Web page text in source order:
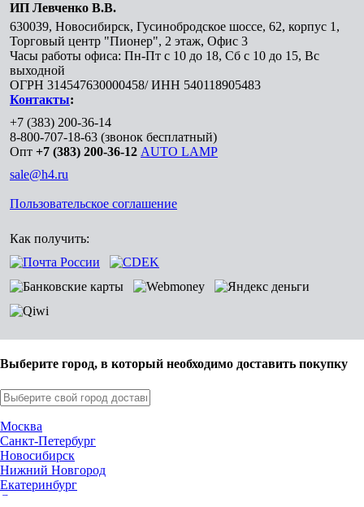
ИП Левченко В.В.
630039, Новосибирск, Гусинобродское шоссе, 62, корпус 1,
Торговый центр "Пионер", 2 этаж, Офис 3
Часы работы офиса: Пн-Пт с 10 до 18, Сб с 10 до 15, Вс
выходной
ОГРН 314547630000458/ ИНН 540118905483
Контакты:
+7 (383) 200-36-14
8-800-707-18-63 (звонок бесплатный)
Опт +7 (383) 200-36-12 AUTO LAMP
sale@h4.ru
Пользовательское соглашение
Как получить:
Выберите город, в который необходимо доставить покупку
Москва
Санкт-Петербург
Новосибирск
Нижний Новгород
Екатеринбург
Самара